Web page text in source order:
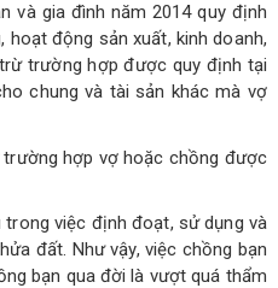
và gia đình năm 2014 quy định
động sản xuất, kinh doanh,
trường hợp được quy định tại
chung và tài sản khác mà vợ
hợp vợ hoặc chồng được
việc định đoạt, sử dụng và
đất. Như vậy, việc chồng bạn
bạn qua đời là vượt quá thẩm